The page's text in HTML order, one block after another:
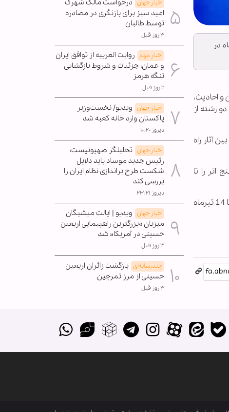
به مناسبت ولادت حضرت مهدی (عج) ۲ تا 14 تیرماه در
احادیث،
رشته از
آثار راه
پنج اثر را تا
نمایشگاه اسماء حجت (عج) از سوی مرکز هنرهای تجسمی با همکاری موسسه توسعه هنرهای تجسمی معاصر 2 تا 14 تیرماه
اخبار جهان درخواست مالک شهرک
امید سبز برای بازنگری در مصادره
توسط طالبان
۳ روز قبل
اخبار مهم روایت العربیه از توافق ایران
و عمان؛ جزئیات و شروط بازگشایی
تنگه هرمز
۲ روز قبل
اخبار جهان ویدیو/ نخست‌وزیر
پاکستان وارد خانه کعبه شد
دیروز ۱۰:۲۰
اخبار جهان تحلیلگر صهیونیست:
رئیس جدید موساد باید دلایل
شکست طرح براندازی نظام ایران را
بررسی کند
دیروز ۲۳:۲۱
اخبار جهان ویدیو | ایالت میشیگان
میزبان »بزرگترین راهپیمایی اربعین
حسینی در آمریکا« شد
۳ روز قبل
چندرسانه‌ای بازگشت زائران اربعین
حسینی از مرز تمرچین
۳ روز قبل